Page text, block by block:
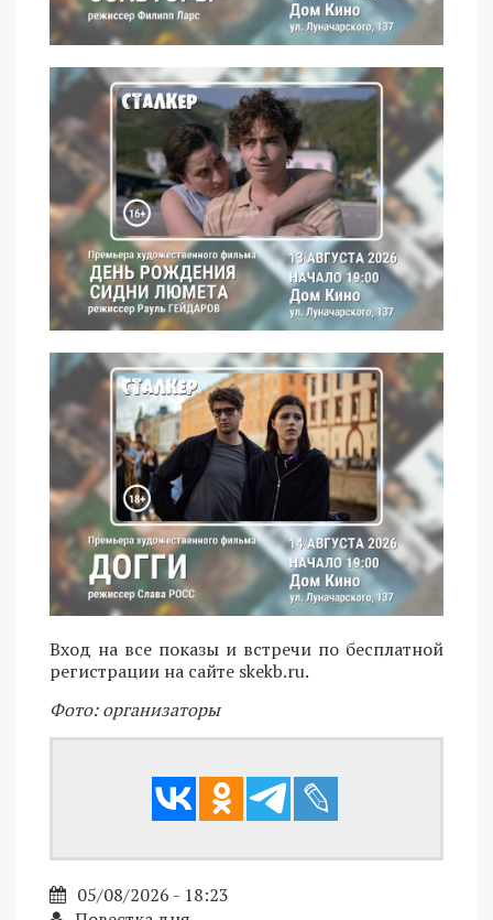
Вход на все показы и встречи по бесплатной
регистрации на сайте skekb.ru.
Фото: организаторы
05/08/2026 - 18:23